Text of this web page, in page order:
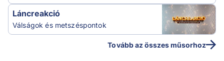
Láncreakció
Válságok és metszéspontok
Tovább az összes műsorhoz